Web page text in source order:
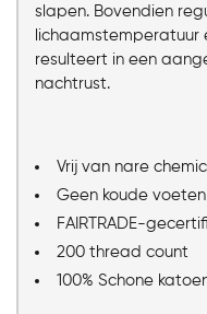
slapen. Bovendien
resulteert in een
nachtrust.
Vrij van nare
Geen koude
FAIRTRADE-
200 thread count
100% Schone